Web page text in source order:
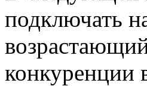
подключать
конкуренции